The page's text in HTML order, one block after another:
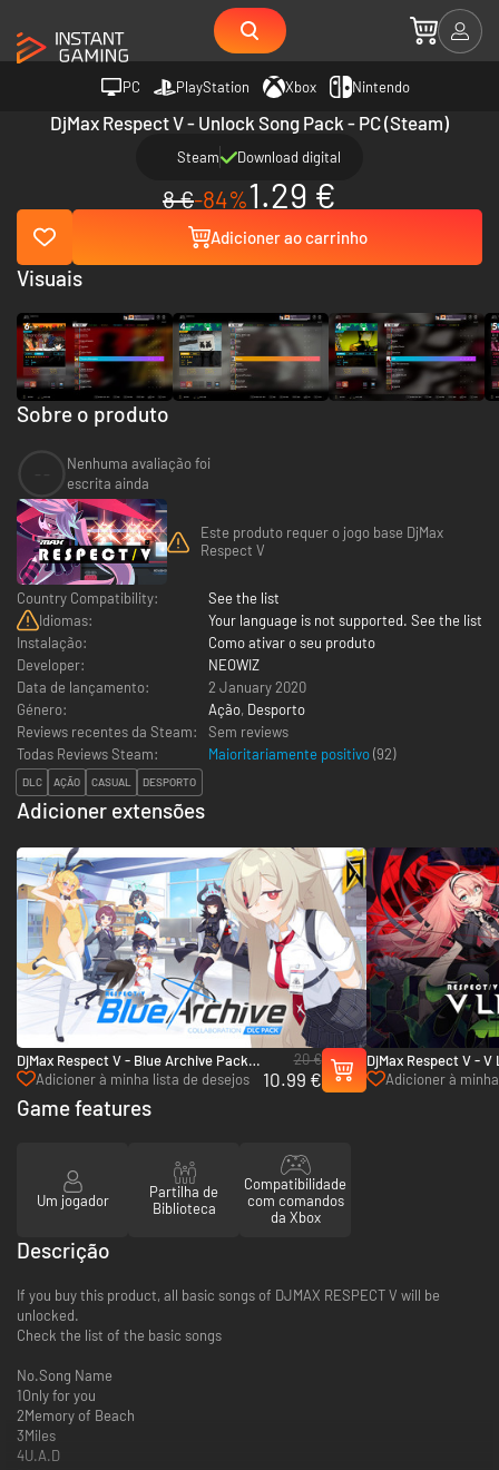
PC PlayStation Xbox Nintendo
DjMax Respect V - Unlock Song Pack - PC (Steam)
Steam Download digital
8 €-84%1.29 €
Adicioner ao carrinho
Sobre o produto
Nenhuma avaliação foi
escrita ainda
Este produto requer o jogo base DjMax
Respect V
Country Compatibility:
See the list
Idiomas:
Your language is not supported. See the list
Instalação:
Como ativar o seu produto
Developer:
NEOWIZ
Data de lançamento:
2 January 2020
Género:
Ação, Desporto
Reviews recentes da Steam:
Sem reviews
Todas Reviews Steam:
Maioritariamente positivo(92)
DLC AÇÃO CASUAL DESPORTO
Adicioner extensões
DjMax Respect V - Blue Archive Pack -
PC (Steam)
Adicioner à minha lista de desejos
20 €
10.99 €
DjMax Respect V -
(Steam)
Adicioner à
Visuais
Game features
Um jogador
Partilha de
Biblioteca
Compatibilidade
com comandos
da Xbox
Descrição
If you buy this product, all basic songs of DJMAX RESPECT V will be
unlocked.
Check the list of the basic songs
No.Song Name
1Only for you
2Memory of Beach
3Miles
4U.A.D